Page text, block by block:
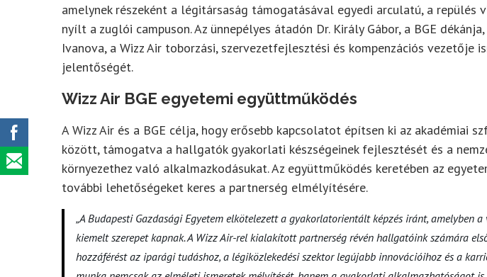
amelynek részeként a légitársaság támogatásával egyedi arculatú, a repülés
nyílt a zuglói campuson. Az ünnepélyes átadón Dr. Király Gábor, a BGE
Ivanova, a Wizz Air toborzási, szervezetfejlesztési és kompenzációs vezetője
jelentőségét.
Wizz Air BGE egyetemi együttműködés
A Wizz Air és a BGE célja, hogy erősebb kapcsolatot építsen ki az akadémiai
között, támogatva a hallgatók gyakorlati készségeinek fejlesztését és a
környezethez való alkalmazkodásukat. Az együttműködés keretében az
további lehetőségeket keres a partnerség elmélyítésére.
„A Budapesti Gazdasági Egyetem elkötelezett a gyakorlatorientált képzés iránt, amelyben
kiemelt szerepet kapnak. A Wizz Air-rel kialakított partnerség révén hallgatóink számára
hozzáférést az iparági tudáshoz, a légiközlekedési szektor legújabb innovációihoz és a